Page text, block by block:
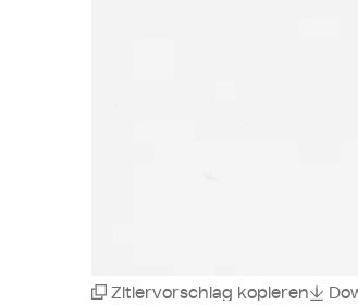
Zitiervorschlag kopieren